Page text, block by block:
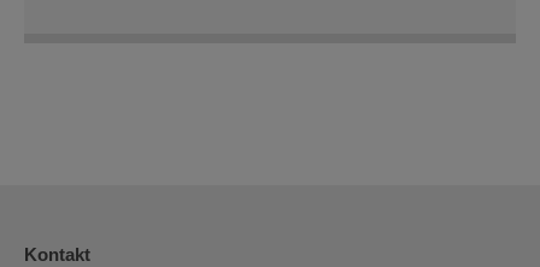
Kontakt